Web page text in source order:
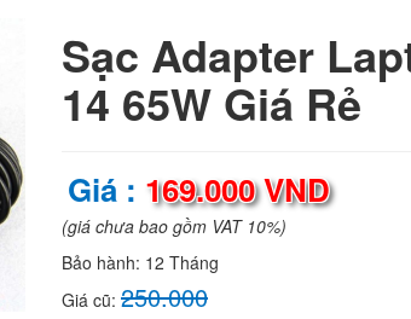
Sạc Adapter
14 65W Giá Rẻ
Giá : 169.000 VND
(giá chưa bao gồm VAT 10%)
Bảo hành: 12 Tháng
Giá cũ: 250.000